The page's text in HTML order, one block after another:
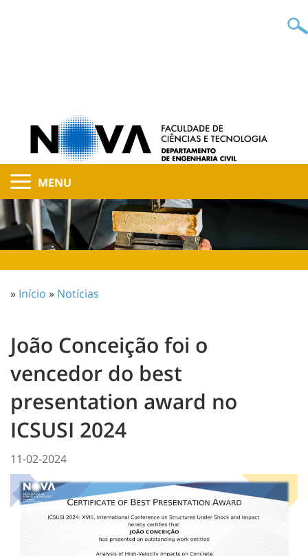
MENU
» Início » Notícias
João Conceição foi o
vencedor do best
presentation award no
ICSUSI 2024
11-02-2024